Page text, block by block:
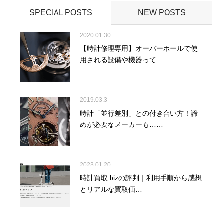
SPECIAL POSTS NEW POSTS
2020.01.30
【時計修理専用】オーバーホールで使
用される設備や機器って…
2019.03.3
時計「並行差別」との付き合い方！諦
めが必要なメーカーも……
2023.01.20
時計買取.bizの評判｜利用手順から感想
とリアルな買取価…